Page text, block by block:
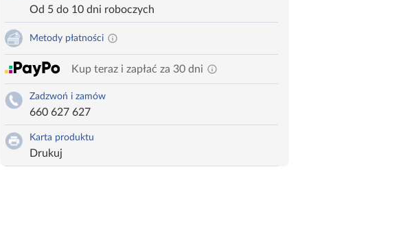
Od 5 do 10 dni roboczych
Metody płatności
Kup teraz i zapłać za 30 dni
Zadzwoń i zamów
660 627 627
Karta produktu
Drukuj